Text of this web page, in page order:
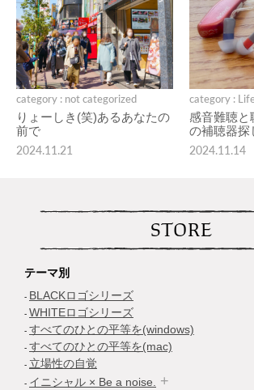
category : not categorized
りょーしき(笑)あるあなたの
前で
2024.11.21
category :
感音難聴と
の補聴器探
2024.11.14
STORE
テーマ別
BLACKロゴシリーズ
WHITEロゴシリーズ
すべてのひとの平等を(windows)
すべてのひとの平等を(mac)
立場性の自覚
イニシャル × Be a noise.